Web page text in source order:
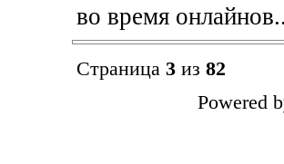
во время
Страница 3из 82
Powered